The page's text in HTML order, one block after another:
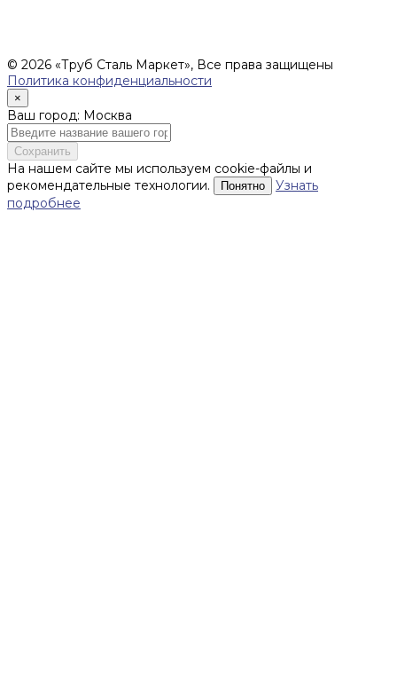
© 2026 «Труб Сталь Маркет», Все права защищены
Политика конфиденциальности
×
Ваш город: Москва
Сохранить
На нашем сайте мы используем cookie-файлы и
рекомендательные технологии.
Понятно
Узнать
подробнее